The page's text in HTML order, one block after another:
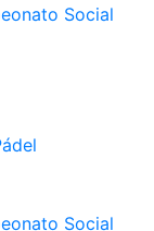
Social
Social